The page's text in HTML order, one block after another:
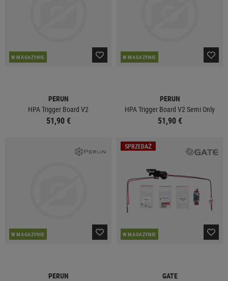
W MAGAZYNIE
PERUN
HPA Trigger Board V2
51,90 €
W MAGAZYNIE
PERUN
HPA Trigger Board V2 Semi Only
51,90 €
W MAGAZYNIE
PERUN
SPRZEDAŻ
W MAGAZYNIE
GATE